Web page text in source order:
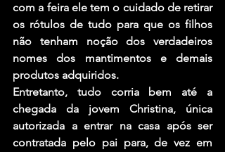
com a feira ele tem o cuidado de retirar
os rótulos de tudo para que os filhos
não tenham noção dos verdadeiros
nomes dos mantimentos e demais
produtos adquiridos.
Entretanto, tudo corria bem até a
chegada da jovem Christina, única
autorizada a entrar na casa após ser
contratada pelo pai para, de vez em